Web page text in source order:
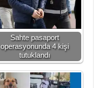
Sahte pasaport
operasyonunda 4 kişi
tutuklandı